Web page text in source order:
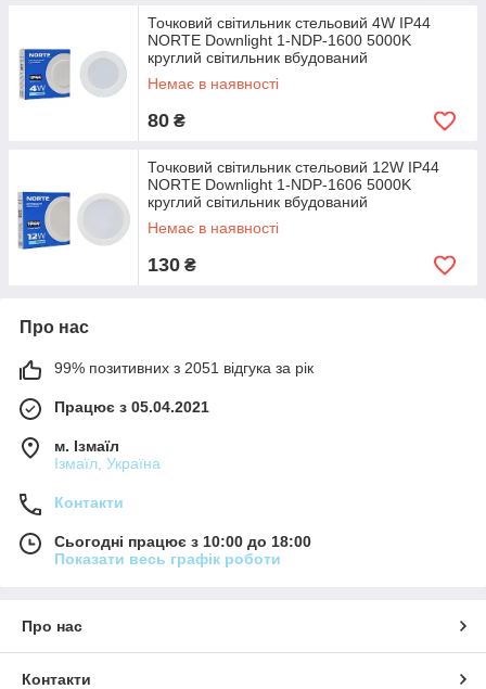
Точковий світильник стельовий 4W ІР44
NORTE Downlight 1-NDP-1600 5000K
круглий світильник вбудований
Немає в наявності
80 ₴
Точковий світильник стельовий 12W ІР44
NORTE Downlight 1-NDP-1606 5000K
круглий світильник вбудований
Немає в наявності
130 ₴
Про нас
99% позитивних з 2051 відгука за рік
Працює з 05.04.2021
м. Ізмаїл
Ізмаїл, Україна
Контакти
Сьогодні працює з 10:00 до 18:00
Показати весь графік роботи
Про нас
Контакти